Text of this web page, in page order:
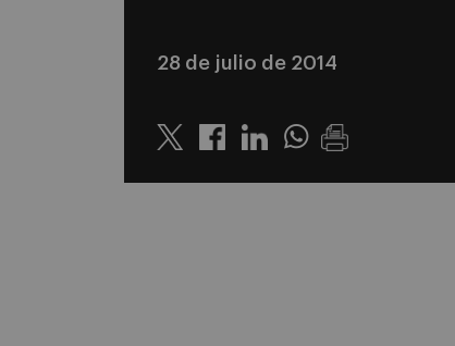
28 de julio de 2014
Twitter LinkedinWhatsapp